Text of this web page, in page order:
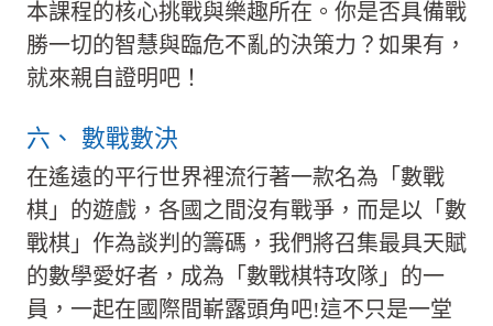
本課程的核心挑戰與樂趣所在。你是否具備戰
勝一切的智慧與臨危不亂的決策力？如果有，
就來親自證明吧！
六、 數戰數決
在遙遠的平行世界裡流行著一款名為「數戰
棋」的遊戲，各國之間沒有戰爭，而是以「數
戰棋」作為談判的籌碼，我們將召集最具天賦
的數學愛好者，成為「數戰棋特攻隊」的一
員，一起在國際間嶄露頭角吧!這不只是一堂